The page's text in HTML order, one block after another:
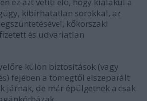
kibírhatatlan sorokkal, az
kőkorszaki
és udvariatlan
külön biztosítások (vagy
fejében a tömegtől elszeparált
járnak, de már épülgetnek a csak